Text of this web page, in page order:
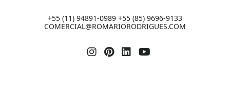
+55 (11) 94891-0989 +55 (85) 9696-9133
COMERCIAL@ROMARIORODRIGUES.COM